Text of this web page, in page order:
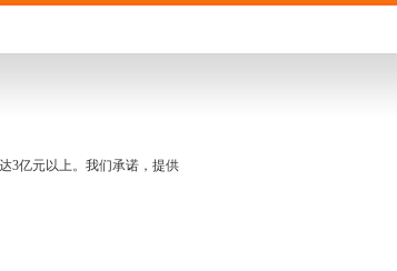
3亿元以上。我们承诺，提供